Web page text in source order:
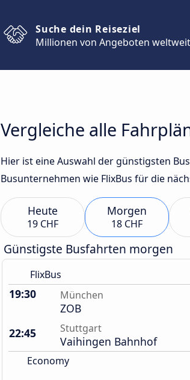
Suche dein Reiseziel
Millionen von Angeboten weltweit
Vergleiche alle
Hier ist eine Auswahl der günstigsten
Busunternehmen wie FlixBus für die
Heute
19 CHF
Morgen
18 CHF
Günstigste Busfahrten morgen
FlixBus
19:30 München
ZOB
22:45
Stuttgart
Vaihingen Bahnhof
Economy